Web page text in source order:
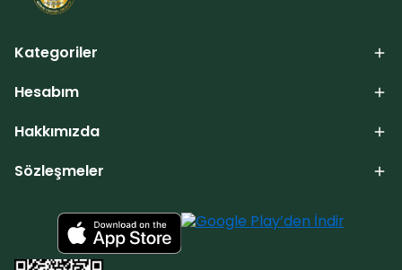
Kategoriler
Hesabım
Hakkımızda
Sözleşmeler